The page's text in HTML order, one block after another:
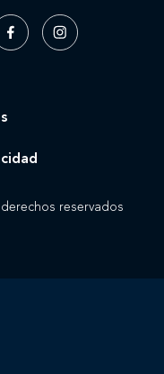
reservados